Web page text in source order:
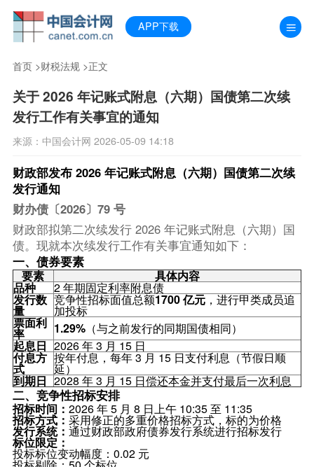
APP下载
首页>财税法规>正文
关于 2026 年记账式附息（六期）国债第二次续
发行工作有关事宜的通知
来源：中国会计网 2026-05-09 14:18
财政部发布 2026 年记账式附息（六期）国债第二次续
发行通知
财办债〔2026〕79 号
财政部拟第二次续发行 2026 年记账式附息（六期）国
债。现就本次续发行工作有关事宜通知如下：
一、债券要素
要素 具体内容
品种 2 年期固定利率附息债
发行数
量
竞争性招标面值总额1700 亿元，进行甲类成员追
加投标
票面利
率 1.29%（与之前发行的同期国债相同）
起息日 2026 年 3 月 15 日
付息方
式
按年付息，每年 3 月 15 日支付利息（节假日顺
延）
到期日 2028 年 3 月 15 日偿还本金并支付最后一次利息
二、竞争性招标安排
招标时间： 2026 年 5 月 8 日上午 10:35 至 11:35
招标方式： 采用修正的多重价格招标方式，标的为价格
发行系统： 通过财政部政府债券发行系统进行招标发行
标位限定：
投标标位变动幅度：0.02 元